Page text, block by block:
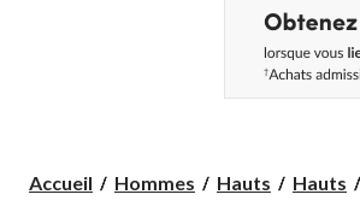
ferme
dans
à
20:00
Accueil Hommes Hauts Hauts